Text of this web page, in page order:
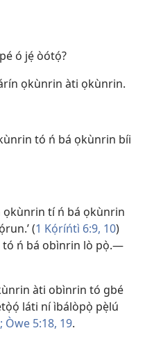
ó jẹ́ òótọ́?
ọkùnrin àti ọkùnrin.
tó ń bá ọkùnrin bíi
ọkùnrin tí ń bá ọkùnrin
(1 Kọ́ríńtì 6:9, 10)
tó ń bá obìnrin lò pọ̀.—
àti obìnrin tó gbé
láti ní ìbálòpọ̀ pẹ̀lú
Òwe 5:18, 19.